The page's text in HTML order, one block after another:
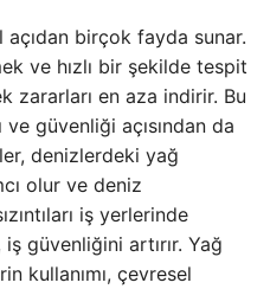
açıdan birçok fayda sunar.
ve hızlı bir şekilde tespit
zararları en aza indirir. Bu
ve güvenliği açısından da
denizlerdeki yağ
olur ve deniz
iş yerlerinde
güvenliğini artırır. Yağ
kullanımı, çevresel